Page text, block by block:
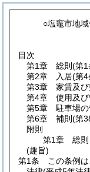
○塩竈市地
目次
第1章
総則 (第
第2章
入居(第
第3章
家賃及
第4章
使用及
第5章
駐車場
第6章
補則 (第
附則
第1章
総則
(趣旨)
第1条
この条例